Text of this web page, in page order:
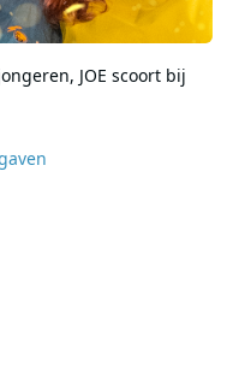
JOE scoort bij